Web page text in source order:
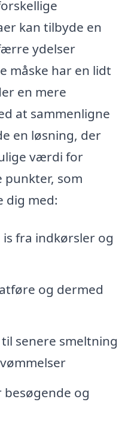
kan tilbyde en
ydelser
måske har en lidt
en mere
at sammenligne
en løsning, der
værdi for
punkter, som
dig med:
is fra indkørsler og
og dermed
senere smeltning
og